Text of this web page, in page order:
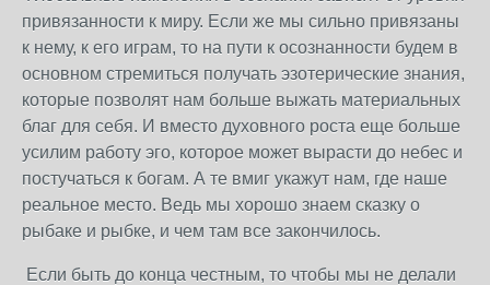
привязанности к миру. Если же мы сильно привязаны
к нему, к его играм, то на пути к осознанности будем в
основном стремиться получать эзотерические знания,
которые позволят нам больше выжать материальных
благ для себя. И вместо духовного роста еще больше
усилим работу эго, которое может вырасти до небес и
постучаться к богам. А те вмиг укажут нам, где наше
реальное место. Ведь мы хорошо знаем сказку о
рыбаке и рыбке, и чем там все закончилось.
Если быть до конца честным, то чтобы мы не делали